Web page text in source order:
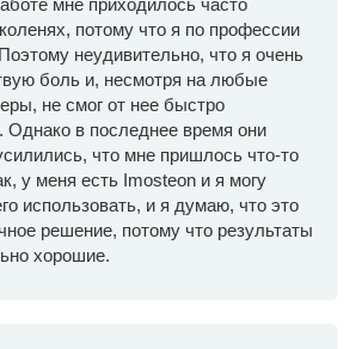
потому что я по профессии
неудивительно, что я очень
боль и, несмотря на любые
не смог от нее быстро
Однако в последнее время они
что мне пришлось что-то
у меня есть Imosteon и я могу
использовать, и я думаю, что это
решение, потому что результаты
хорошие.